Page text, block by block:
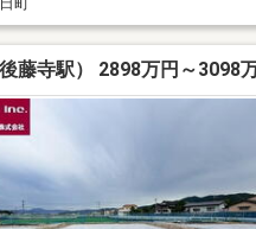
藤寺駅） 2898万円～3098